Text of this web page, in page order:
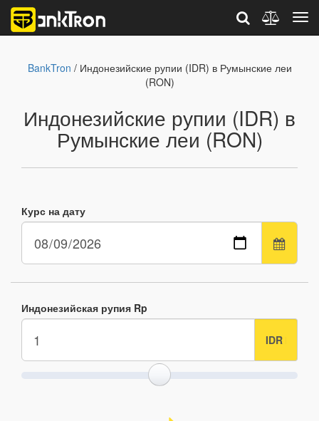
BankTron / Индонезийские рупии (IDR) в Румынские леи
(RON)
Индонезийские рупии (IDR) в
Румынские леи (RON)
Курс на дату
Индонезийская рупия Rp